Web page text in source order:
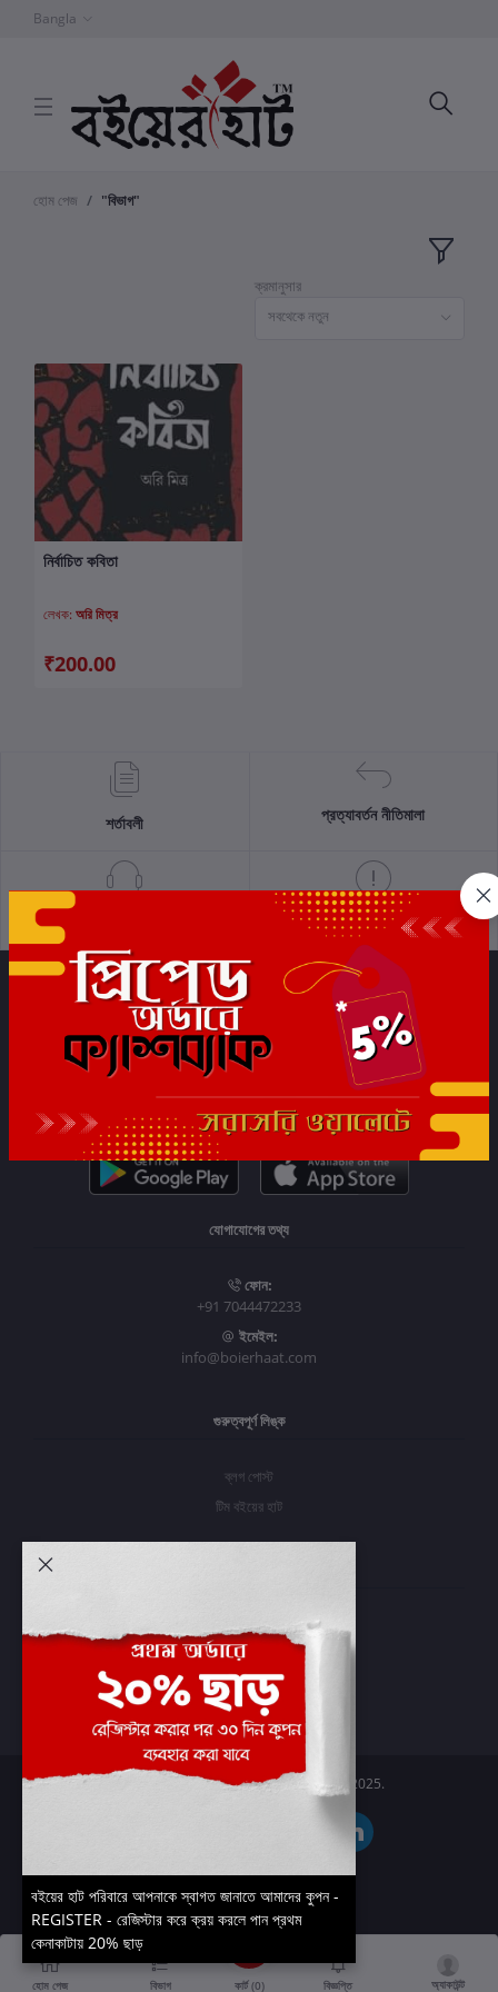
Bangla
হোম পেজ "বিভাগ"
ক্রমানুসার
সবথেকে নতুন
কার্টে যোগ করুন
নির্বাচিত কবিতা
লেখক: অরি মিত্র
₹200.00
শর্তাবলী প্রত্যাবর্তন নীতিমালা
গোপনীয়তা নীতি
সাবস্ক্রাইব
যোগাযোগের তথ্য
ফোন:
+91 7044472233
ইমেইল:
info@boierhaat.com
গুরুত্বপূর্ণ লিঙ্ক
ব্লগ পোস্ট
টিম বইয়ের হাট
প্রবেশ করুন
অর্ডার ইতিহাস
আমার ইচ্ছাগুলি
অর্ডার ট্র্যাকিং
Boier Haat™ | © All rights reserved 2025.
হোম পেজ বিভাগ কার্ট (0) বিজ্ঞপ্তি অ্যাকাউন্ট
বইয়ের হাট পরিবারে আপনাকে স্বাগত জানাতে আমাদের কুপন -
REGISTER - রেজিস্টার করে ক্রয় করলে পান প্রথম
কেনাকাটায় 20% ছাড়